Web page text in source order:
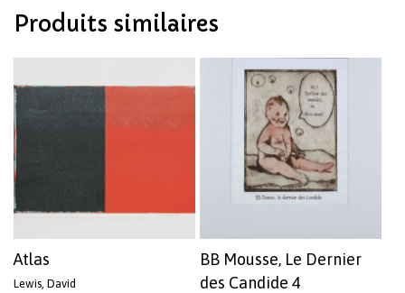
Produits similaires
Atlas
Lewis, David
BB Mousse, Le Dernier
des Candide 4